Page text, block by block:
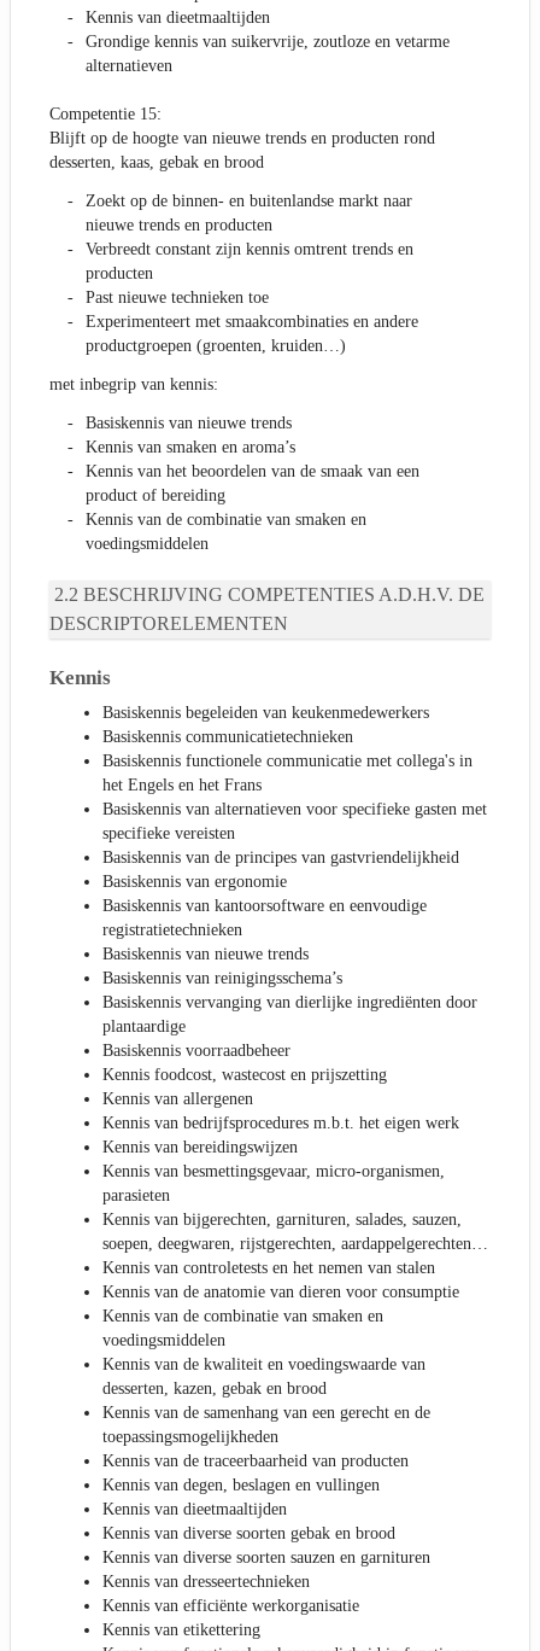
Kennis van dieetmaaltijden
Grondige kennis van suikervrije, zoutloze en vetarme
alternatieven
Competentie 15:
Blijft op de hoogte van nieuwe trends en producten rond
desserten, kaas, gebak en brood
Zoekt op de binnen- en buitenlandse markt naar
nieuwe trends en producten
Verbreedt constant zijn kennis omtrent trends en
producten
Past nieuwe technieken toe
Experimenteert met smaakcombinaties en andere
productgroepen (groenten, kruiden…)
met inbegrip van kennis:
Basiskennis van nieuwe trends
Kennis van smaken en aroma’s
Kennis van het beoordelen van de smaak van een
product of bereiding
Kennis van de combinatie van smaken en
voedingsmiddelen
BESCHRIJVING COMPETENTIES A.D.H.V. DE
DESCRIPTORELEMENTEN
Kennis
Basiskennis begeleiden van keukenmedewerkers
Basiskennis communicatietechnieken
Basiskennis functionele communicatie met collega's in
het Engels en het Frans
Basiskennis van alternatieven voor specifieke gasten met
specifieke vereisten
Basiskennis van de principes van gastvriendelijkheid
Basiskennis van ergonomie
Basiskennis van kantoorsoftware en eenvoudige
registratietechnieken
Basiskennis van nieuwe trends
Basiskennis van reinigingsschema’s
Basiskennis vervanging van dierlijke ingrediënten door
plantaardige
Basiskennis voorraadbeheer
Kennis foodcost, wastecost en prijszetting
Kennis van allergenen
Kennis van bedrijfsprocedures m.b.t. het eigen werk
Kennis van bereidingswijzen
Kennis van besmettingsgevaar, micro-organismen,
parasieten
Kennis van bijgerechten, garnituren, salades, sauzen,
soepen, deegwaren, rijstgerechten, aardappelgerechten…
Kennis van controletests en het nemen van stalen
Kennis van de anatomie van dieren voor consumptie
Kennis van de combinatie van smaken en
voedingsmiddelen
Kennis van de kwaliteit en voedingswaarde van
desserten, kazen, gebak en brood
Kennis van de samenhang van een gerecht en de
toepassingsmogelijkheden
Kennis van de traceerbaarheid van producten
Kennis van degen, beslagen en vullingen
Kennis van dieetmaaltijden
Kennis van diverse soorten gebak en brood
Kennis van diverse soorten sauzen en garnituren
Kennis van dresseertechnieken
Kennis van efficiënte werkorganisatie
Kennis van etikettering